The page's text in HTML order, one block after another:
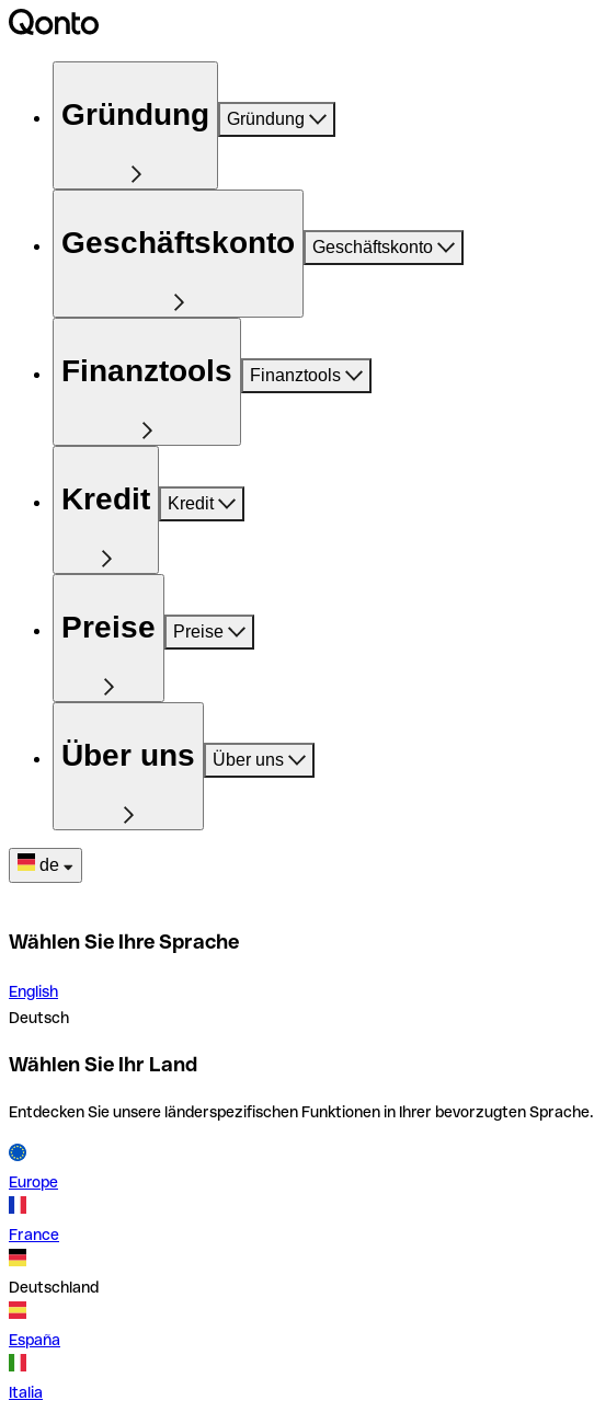
Gründung Gründung
Geschäftskonto Geschäftskonto
Finanztools Finanztools
Kredit Kredit
Preise Preise
Über uns Über uns
de
Wählen Sie Ihre Sprache
English
Deutsch
Wählen Sie Ihr Land
Entdecken Sie unsere länderspezifischen Funktionen in Ihrer bevorzugten Sprache.
Europe
France
Deutschland
España
Italia